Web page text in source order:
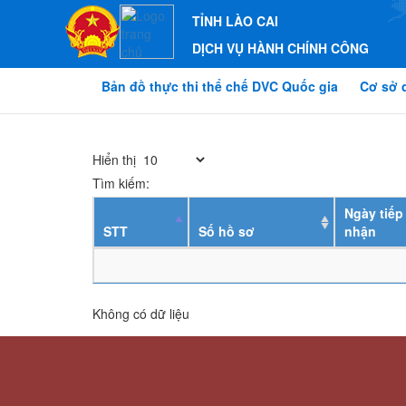
TỈNH LÀO CAI
DỊCH VỤ HÀNH CHÍNH CÔNG
Bản đồ thực thi thể chế DVC Quốc gia Cơ sở
Hiển thị
Tìm kiếm:
STT Số hồ sơ
Ngày tiếp
nhận
Không có dữ liệu